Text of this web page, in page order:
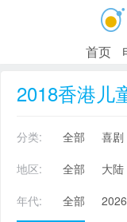
首页
2018香港儿
分类: 全部 喜剧
地区:
全部 大陆
年代:
全部 2026